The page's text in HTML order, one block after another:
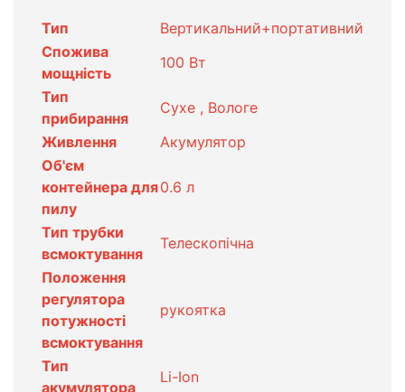
Тип
Вертикальний+портативний
Спожива
мощність
100 Вт
Тип
прибирання
Сухе , Вологе
Живлення
Акумулятор
Об'єм
контейнера для
пилу
0.6 л
Тип трубки
всмоктування
Телескопічна
Положення
регулятора
потужності
всмоктування
рукоятка
Тип
акумулятора
Li-Ion